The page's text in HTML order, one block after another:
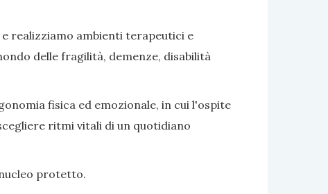
realizziamo ambienti terapeutici e
delle fragilità, demenze, disabilità
fisica ed emozionale, in cui l'ospite
ritmi vitali di un quotidiano
protetto.